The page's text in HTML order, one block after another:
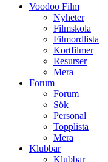
Voodoo Film
Nyheter
Filmskola
Filmordlista
Kortfilmer
Resurser
Mera
Forum
Forum
Sök
Personal
Topplista
Mera
Klubbar
Klubbar